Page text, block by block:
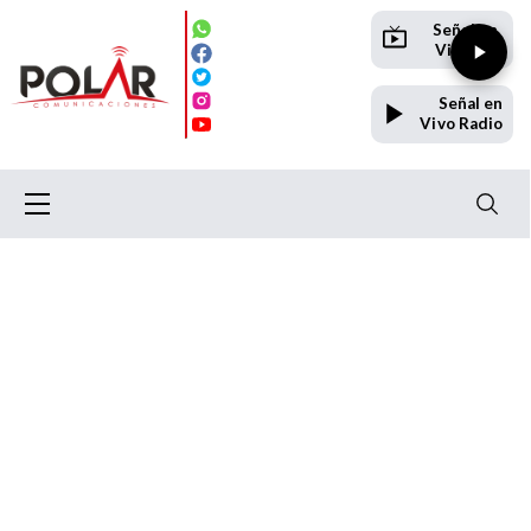
Señal en
Vivo TV
Señal en
Vivo Radio